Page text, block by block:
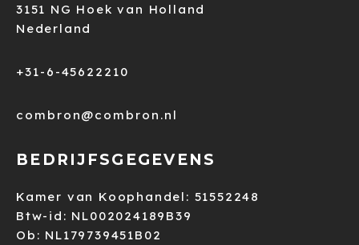
3151 NG Hoek van Holland
Nederland
+31-6-45622210
combron@combron.nl
BEDRIJFSGEGEVENS
Kamer van Koophandel: 51552248
Btw-id: NL002024189B39
Ob: NL179739451B02